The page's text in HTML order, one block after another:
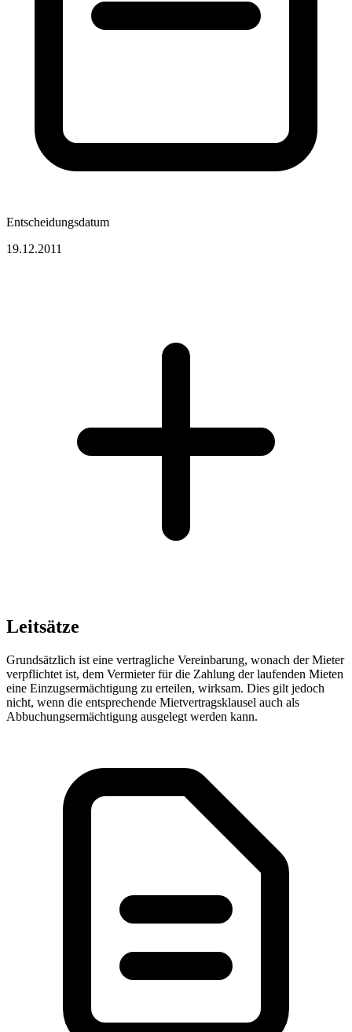
Entscheidungsdatum
19.12.2011
Leitsätze
Grundsätzlich ist eine vertragliche Vereinbarung, wonach der Mieter
verpflichtet ist, dem Vermieter für die Zahlung der laufenden Mieten
eine Einzugsermächtigung zu erteilen, wirksam. Dies gilt jedoch
nicht, wenn die entsprechende Mietvertragsklausel auch als
Abbuchungsermächtigung ausgelegt werden kann.